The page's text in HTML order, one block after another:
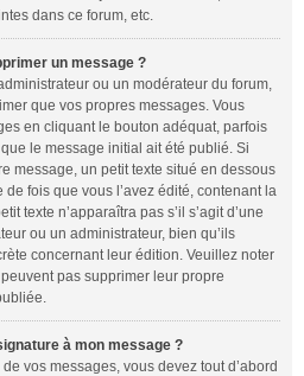
dans ce forum, etc.
un message ?
ou un modérateur du forum,
que vos propres messages. Vous
en cliquant le bouton adéquat, parfois
le message initial ait été publié. Si
message, un petit texte situé en dessous
fois que vous l’avez édité, contenant la
texte n’apparaîtra pas s’il s’agit d’une
ou un administrateur, bien qu’ils
concernant leur édition. Veuillez noter
pas supprimer leur propre
à mon message ?
vos messages, vous devez tout d’abord